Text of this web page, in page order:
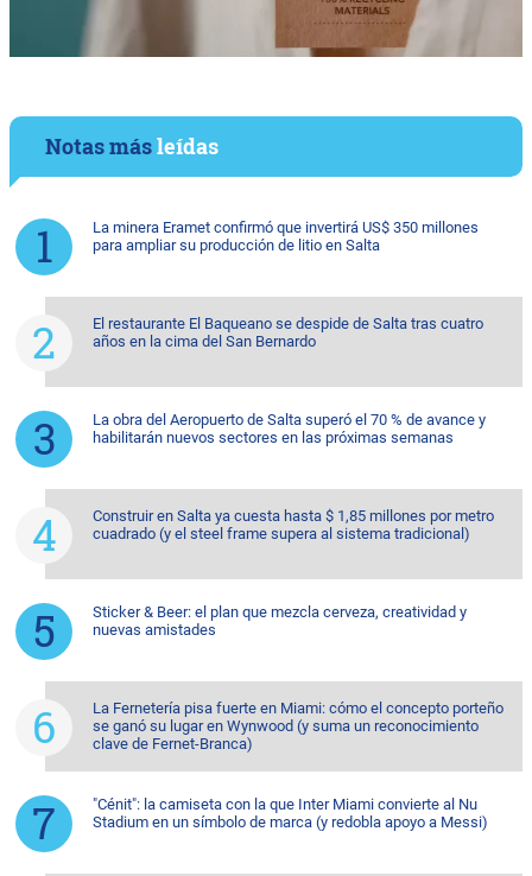
Notas másleídas
La minera Eramet confirmó que invertirá US$ 350 millones
para ampliar su producción de litio en Salta
El restaurante El Baqueano se despide de Salta tras cuatro
años en la cima del San Bernardo
La obra del Aeropuerto de Salta superó el 70 % de avance y
habilitarán nuevos sectores en las próximas semanas
Construir en Salta ya cuesta hasta $ 1,85 millones por metro
cuadrado (y el steel frame supera al sistema tradicional)
Sticker & Beer: el plan que mezcla cerveza, creatividad y
nuevas amistades
La Fernetería pisa fuerte en Miami: cómo el concepto porteño
se ganó su lugar en Wynwood (y suma un reconocimiento
clave de Fernet-Branca)
"Cénit": la camiseta con la que Inter Miami convierte al Nu
Stadium en un símbolo de marca (y redobla apoyo a Messi)